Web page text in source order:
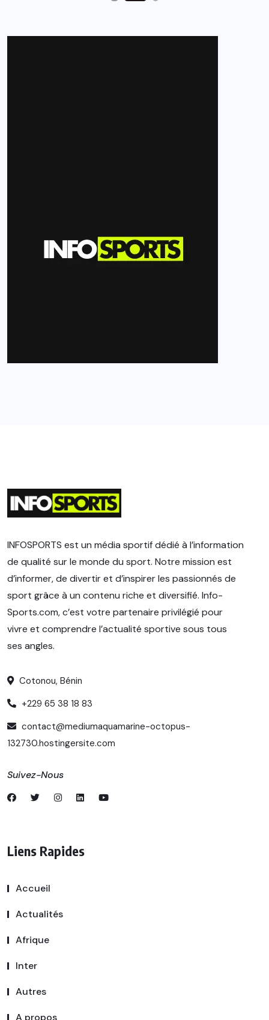
INFOSPORTS est un média sportif dédié à l’information
de qualité sur le monde du sport. Notre mission est
d’informer, de divertir et d’inspirer les passionnés de
sport grâce à un contenu riche et diversifié. Info-
Sports.com, c’est votre partenaire privilégié pour
vivre et comprendre l’actualité sportive sous tous
ses angles.
Cotonou, Bénin
+229 65 38 18 83
contact@mediumaquamarine-octopus-
132730.hostingersite.com
Suivez-Nous
Liens Rapides
Accueil
Actualités
Afrique
Inter
Autres
A propos